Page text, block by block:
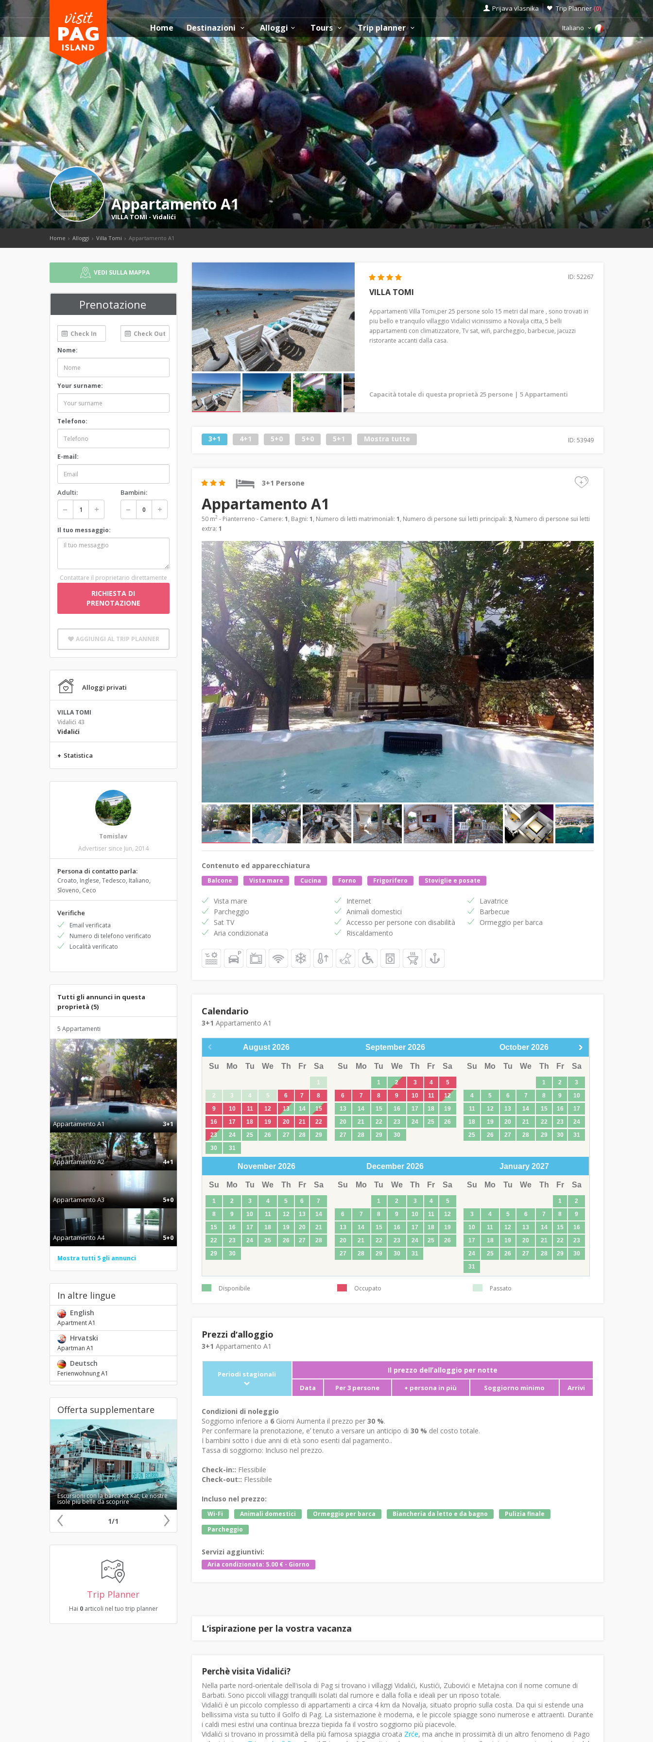
Prijava vlasnika Trip Planner(0)
Home Destinazioni Alloggi Tours Trip planner Italiano
Appartamento A1
VILLA TOMI - Vidalići
Home Alloggi Villa Tomi Appartamento A1
VEDI SULLA MAPPA
Prenotazione
Nome:
Your surname:
Telefono:
E-mail:
Adulti: Bambini:
Il tuo messaggio:
Contattare il proprietario direttamente
RICHIESTA DI
PRENOTAZIONE
AGGIUNGI AL TRIP PLANNER
Alloggi privati
VILLA TOMI
Vidalići 43
Vidalići
+ Statistica
Tomislav
Advertiser since Jun, 2014
Persona di contatto parla:
Croato, Inglese, Tedesco, Italiano,
Sloveno, Ceco
Verifiche
Email verificata
Numero di telefono verificato
Località verificato
Tutti gli annunci in questa
proprietà (5)
5 Appartamenti
Appartamento A1 3+1
Appartamento A2 4+1
Appartamento A3 5+0
Appartamento A4 5+0
Mostra tutti 5 gli annunci
In altre lingue
English
Apartment A1
Hrvatski
Apartman A1
Deutsch
Ferienwohnung A1
Offerta supplementare
Escursioni con la barca Kit Kat, Le nostre
isole più belle da scoprire
‹ 1/1 ›
Trip Planner
Hai 0articoli nel tuo trip planner
ID: 52267
VILLA TOMI
Appartamenti Villa Tomi,per 25 persone solo 15 metri dal mare , sono trovati in
piu bello e tranquilo villaggio Vidalici vicinissimo a Novalja citta, 5 belli
appartamenti con climatizzatore, Tv sat, wifi, parcheggio, barbecue, jacuzzi
ristorante accanti dalla casa.
Capacità totale di questa proprietà 25 persone | 5 Appartamenti
3+1 4+1 5+0 5+0 5+1 Mostra tutte ID: 53949
3+1 Persone +
Appartamento A1
50 m2 - Pianterreno - Camere: 1, Bagni: 1, Numero di letti matrimoniali: 1, Numero di persone sui letti principali: 3, Numero di persone sui letti
extra: 1
Contenuto ed apparecchiatura
Balcone Vista mare Cucina Forno Frigorifero Stoviglie e posate
Vista mare
Parcheggio
Sat TV
Aria condizionata
Internet
Animali domestici
Accesso per persone con disabilità
Riscaldamento
Lavatrice
Barbecue
Ormeggio per barca
Calendario
3+1 Appartamento A1
August 2026
Su Mo Tu We Th Fr Sa
1
2
3 4 5 6 7
8
9
10 11 12 13 14
15
16
17 18 19 20 21
22
23
24 25 26 27 28
29
30
31
September 2026
Su Mo Tu We Th Fr Sa
1 2 3 4
5
6
7 8 9 10 11
12
13
14 15 16 17 18
19
20
21 22 23 24 25
26
27
28 29 30
October 2026
Su Mo Tu We Th Fr Sa
1 2
3
4
5 6 7 8 9
10
11
12 13 14 15 16
17
18
19 20 21 22 23
24
25
26 27 28 29 30 31
November 2026
Su Mo Tu We Th Fr Sa
1 2 3 4 5 6
7
8
9 10 11 12 13
14
15
16 17 18 19 20
21
22
23 24 25 26 27
28
29
30
December 2026
Su Mo Tu We Th Fr Sa
1 2 3 4
5
6
7 8 9 10 11
12
13
14 15 16 17 18
19
20
21 22 23 24 25
26
27
28 29 30 31
January 2027
Su Mo Tu We Th Fr Sa
1
2
3
4 5 6 7 8
9
10
11 12 13 14 15
16
17
18 19 20 21 22
23
24
25 26 27 28 29
30
31
Disponibile Occupato Passato
Prezzi dʼalloggio
3+1 Appartamento A1
Periodi stagionali Il prezzo dellʼalloggio per notte
Data Per 3 persone + persona in più Soggiorno minimo Arrivi
Condizioni di noleggio
Soggiorno inferiore a 6Giorni Aumenta il prezzo per 30 %.
Per confermare la prenotazione, eʼ tenuto a versare un anticipo di 30 % del costo totale.
I bambini sotto i due anni di età sono esenti dal pagamento..
Tassa di soggiorno: Incluso nel prezzo.
Check-in:: Flessibile
Check-out:: Flessibile
Incluso nel prezzo:
Wi-Fi Animali domestici Ormeggio per barca Biancheria da letto e da bagno
Pulizia finale
Parcheggio
Servizi aggiuntivi:
Aria condizionata: 5.00 € - Giorno
Lʼispirazione per la vostra vacanza
Perchè visita Vidalići?
Nella parte nord-orientale dell'isola di Pag si trovano i villaggi Vidalići, Kustići, Zubovići e Metajna con il nome comune di
Barbati. Sono piccoli villaggi tranquilli isolati dal rumore e dalla folla e ideali per un riposo totale.
Vidalići è un piccolo complesso di appartamenti a circa 4 km da Novalja, situato proprio sulla costa. Da qui si estende una
bellissima vista su tutto il Golfo di Pag. La sistemazione è moderna, e le piccole spiagge sono numerose e attraenti. Durante
i caldi mesi estivi una continua brezza tiepida fa il vostro soggiorno più piacevole.
Vidalići si trovano in prossimità della più famosa spiaggia croata Zrće, ma anche in prossimità di un altro fenomeno di Pago